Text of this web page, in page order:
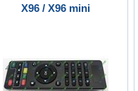
X96 / X96 mini